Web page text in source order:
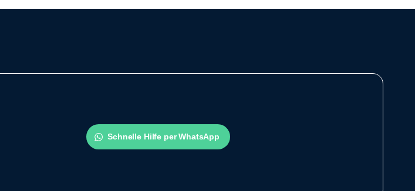
Schnelle Hilfe per WhatsApp